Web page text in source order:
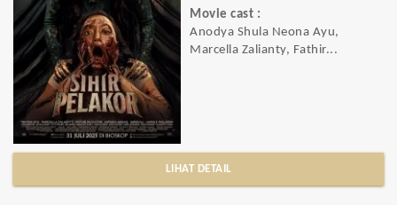
Movie cast :
Anodya Shula Neona Ayu,
Marcella Zalianty, Fathir...
LIHAT DETAIL